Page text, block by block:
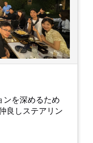
と 実感しました。
一所懸命何かをし
のお池のトンボか
ンを深めるため
良しステアリン